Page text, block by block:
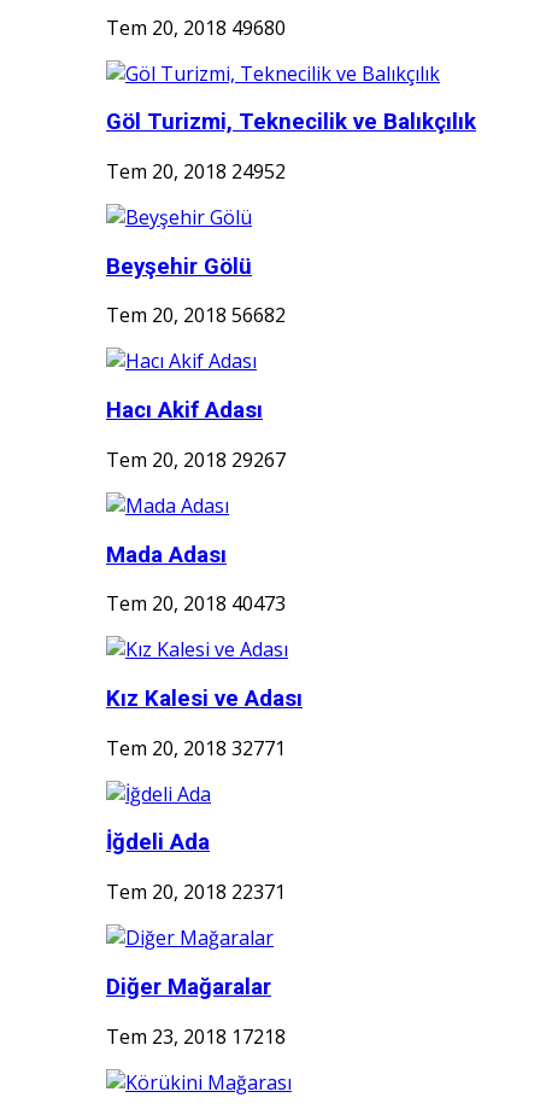
Tem 20, 2018 49680
Göl Turizmi, Teknecilik ve Balıkçılık
Tem 20, 2018 24952
Beyşehir Gölü
Tem 20, 2018 56682
Hacı Akif Adası
Tem 20, 2018 29267
Mada Adası
Tem 20, 2018 40473
Kız Kalesi ve Adası
Tem 20, 2018 32771
İğdeli Ada
Tem 20, 2018 22371
Diğer Mağaralar
Tem 23, 2018 17218